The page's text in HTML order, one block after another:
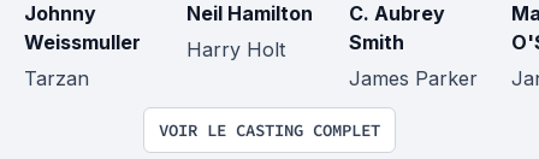
Johnny
Weissmuller
Tarzan
Neil Hamilton
Harry Holt
C. Aubrey
Smith
James Parker
VOIR LE CASTING COMPLET